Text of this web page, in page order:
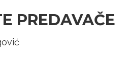
PREDAVAČE